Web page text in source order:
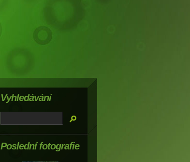
Poslední fotografie
Vyhledávání